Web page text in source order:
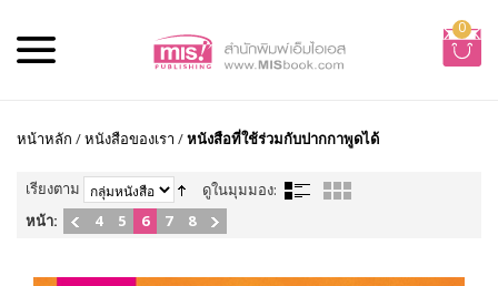
0
หน้าหลัก /หนังสือของเรา /หนังสือที่ใช้ร่วมกับปากกาพูดได้
เรียงตาม
ดูในมุมมอง:
หน้า:
4 5 6 7 8